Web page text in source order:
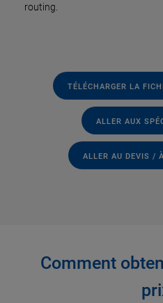
routing.
TÉLÉCHARGER LA
ALLER AUX
ALLER AU DEVIS /
Comment